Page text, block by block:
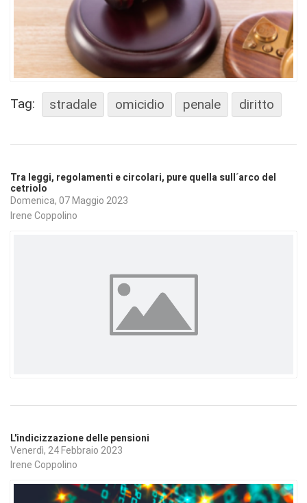
Tag: stradale omicidio penale diritto
Tra leggi, regolamenti e circolari, pure quella sull´arco del
cetriolo
Domenica, 07 Maggio 2023
Irene Coppolino
L'indicizzazione delle pensioni
Venerdì, 24 Febbraio 2023
Irene Coppolino